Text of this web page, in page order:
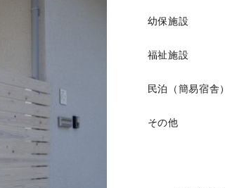
幼保施設
福祉施設
民泊（簡易宿舎）
その他